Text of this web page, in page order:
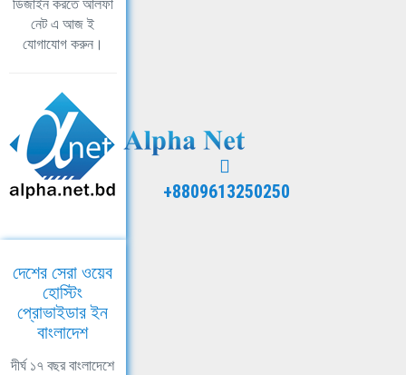
ডিজাইন করতে আলফা
নেট এ আজ ই
যোগাযোগ করুন।
+8809613250250
দেশের সেরা ওয়েব
হোস্টিং
প্রোভাইডার ইন
বাংলাদেশ
দীর্ঘ ১৭ বছর বাংলাদেশে